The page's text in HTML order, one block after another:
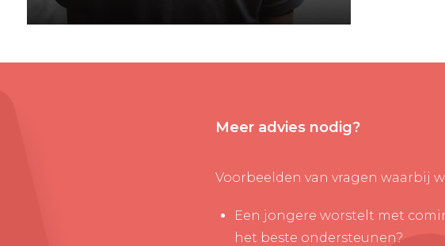
Meer advies nodig?
Voorbeelden van vragen waarbij
Een jongere worstelt met
het beste ondersteunen?